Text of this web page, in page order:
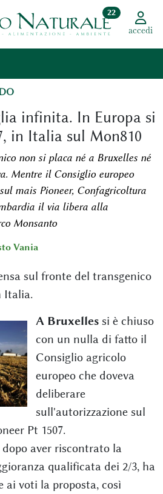
22
accedi
infinita. In Europa si
in Italia sul Mon810
non si placa né a Bruxelles né
Mentre il Consiglio europeo
mais Pioneer, Confagricoltura
il via libera alla
Monsanto
Vania
sul fronte del transgenico
Italia.
A Bruxelles si è chiuso
con un nulla di fatto il
Consiglio agricolo
europeo che doveva
deliberare
sull'autorizzazione sul
Pt 1507.
dopo aver riscontrato la
qualificata dei 2/3, ha
ai voti la proposta, così